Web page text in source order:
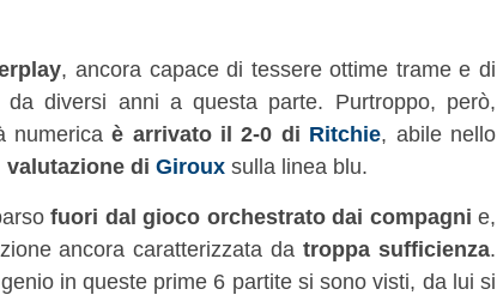
, ancora capace di tessere ottime trame e di
da diversi anni a questa parte. Purtroppo, però,
numericaè arrivato il 2-0 di Ritchie, abile nello
di Giroux sulla linea blu.
fuori dal gioco orchestrato dai compagni e,
ancora caratterizzata datroppa sufficienza.
in queste prime 6 partite si sono visti, da lui si